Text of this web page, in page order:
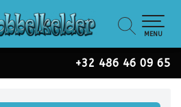
+32 486 46 09 65
MENU